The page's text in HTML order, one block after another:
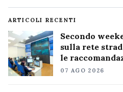
ARTICOLI RECENTI
Secondo
sulla rete
le
07 AGO 2026